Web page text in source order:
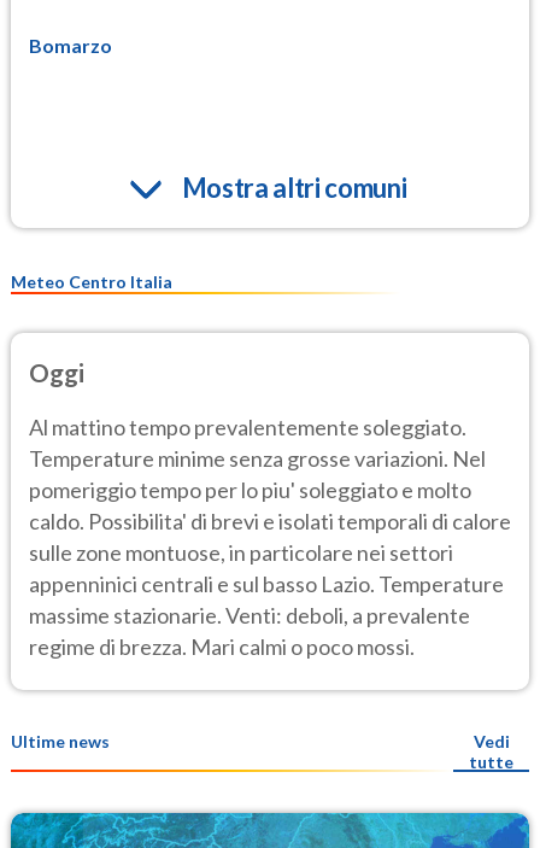
Bomarzo
Mostra altri comuni
Meteo Centro Italia
Oggi
Al mattino tempo prevalentemente soleggiato.
Temperature minime senza grosse variazioni. Nel
pomeriggio tempo per lo piu' soleggiato e molto
caldo. Possibilita' di brevi e isolati temporali di calore
sulle zone montuose, in particolare nei settori
appenninici centrali e sul basso Lazio. Temperature
massime stazionarie. Venti: deboli, a prevalente
regime di brezza. Mari calmi o poco mossi.
Ultime news
Vedi
tutte